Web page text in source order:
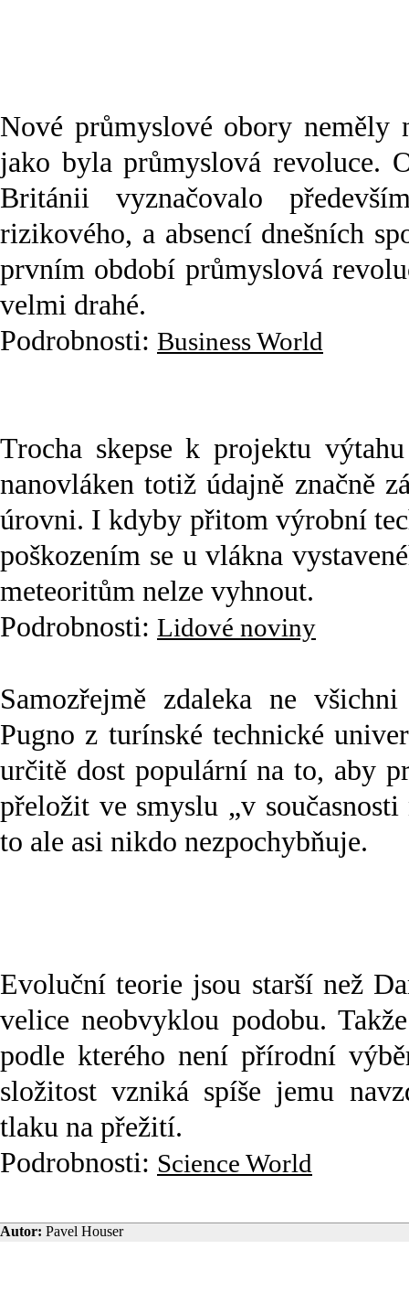
Nové průmyslové obory
jako byla průmyslová revoluce.
Británii vyznačovalo
rizikového, a absencí dnešních
prvním období průmyslová
velmi drahé.
Podrobnosti: Business World
Trocha skepse k projektu
nanovláken totiž údajně značně
úrovni. I kdyby přitom výrobní
poškozením se u vlákna
meteoritům nelze vyhnout.
Podrobnosti: Lidové noviny
Samozřejmě zdaleka ne
Pugno z turínské technické
určitě dost populární na to, aby
přeložit ve smyslu „v
to ale asi nikdo nezpochybňuje.
Evoluční teorie jsou starší než
velice neobvyklou podobu.
podle kterého není přírodní
složitost vzniká spíše jemu
tlaku na přežití.
Podrobnosti: Science World
Autor: Pavel Houser